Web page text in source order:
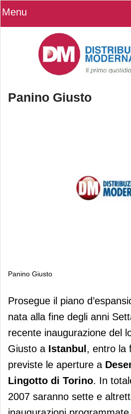
Menu
Panino Giusto
Panino Giusto
Panino Giusto
Prosegue il piano
nata alla fine degli anni
recente inaugurazione del
Giusto a Istanbul, entro la
previste le aperture a
Lingotto di Torino. In
2007 saranno sette e